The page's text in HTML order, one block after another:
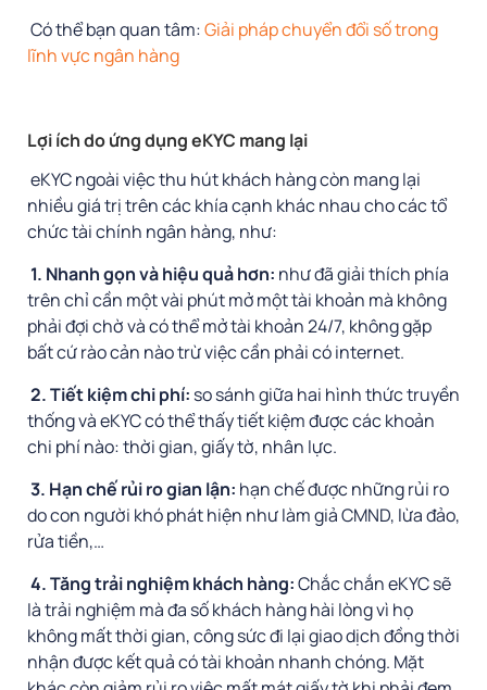
Có thể bạn quan tâm:Giải pháp chuyển đổi số trong
lĩnh vực ngân hàng
Lợi ích do ứng dụng eKYC mang lại
eKYC ngoài việc thu hút khách hàng còn mang lại
nhiều giá trị trên các khía cạnh khác nhau cho các tổ
chức tài chính ngân hàng, như:
1. Nhanh gọn và hiệu quả hơn: như đã giải thích phía
trên chỉ cần một vài phút mở một tài khoản mà không
phải đợi chờ và có thể mở tài khoản 24/7, không gặp
bất cứ rào cản nào trừ việc cần phải có internet.
2. Tiết kiệm chi phí: so sánh giữa hai hình thức truyền
thống và eKYC có thể thấy tiết kiệm được các khoản
chi phí nào: thời gian, giấy tờ, nhân lực.
3. Hạn chế rủi ro gian lận: hạn chế được những rủi ro
do con người khó phát hiện như làm giả CMND, lừa đảo,
rửa tiền,…
4. Tăng trải nghiệm khách hàng:Chắc chắn eKYC sẽ
là trải nghiệm mà đa số khách hàng hài lòng vì họ
không mất thời gian, công sức đi lại giao dịch đồng thời
nhận được kết quả có tài khoản nhanh chóng. Mặt